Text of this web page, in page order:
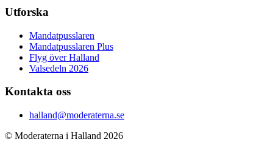
Utforska
Mandatpusslaren
Mandatpusslaren Plus
Flyg över Halland
Valsedeln 2026
Kontakta oss
halland@moderaterna.se
© Moderaterna i Halland 2026